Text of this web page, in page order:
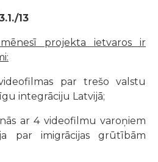
13
projekta ietvaros ir
par trešo valstu
integrāciju Latvijā;
ar 4 videofilmu varoņiem
par imigrācijas grūtībām